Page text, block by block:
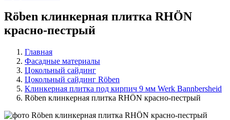
Röben клинкерная плитка RHÖN
красно-пестрый
Главная
Фасадные материалы
Цокольный сайдинг
Цокольный сайдинг Röben
Клинкерная плитка под кирпич 9 мм Werk Bannbersheid
Röben клинкерная плитка RHÖN красно-пестрый